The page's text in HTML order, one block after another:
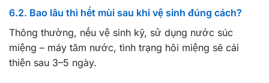
6.2. Bao lâu thì hết mùi sau khi vệ sinh đúng cách?
Thông thường, nếu vệ sinh kỹ, sử dụng nước súc
miệng – máy tăm nước, tình trạng hôi miệng sẽ cải
thiện sau 3–5 ngày.